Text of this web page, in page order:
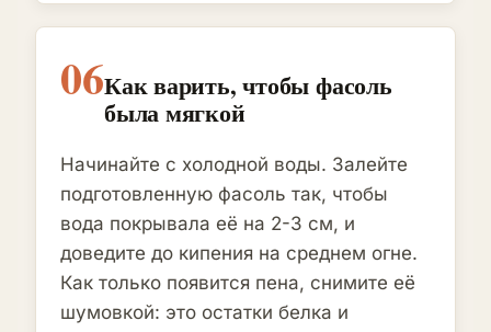
06Как варить, чтобы фасоль
была мягкой
Начинайте с холодной воды. Залейте
подготовленную фасоль так, чтобы
вода покрывала её на 2-3 см, и
доведите до кипения на среднем огне.
Как только появится пена, снимите её
шумовкой: это остатки белка и